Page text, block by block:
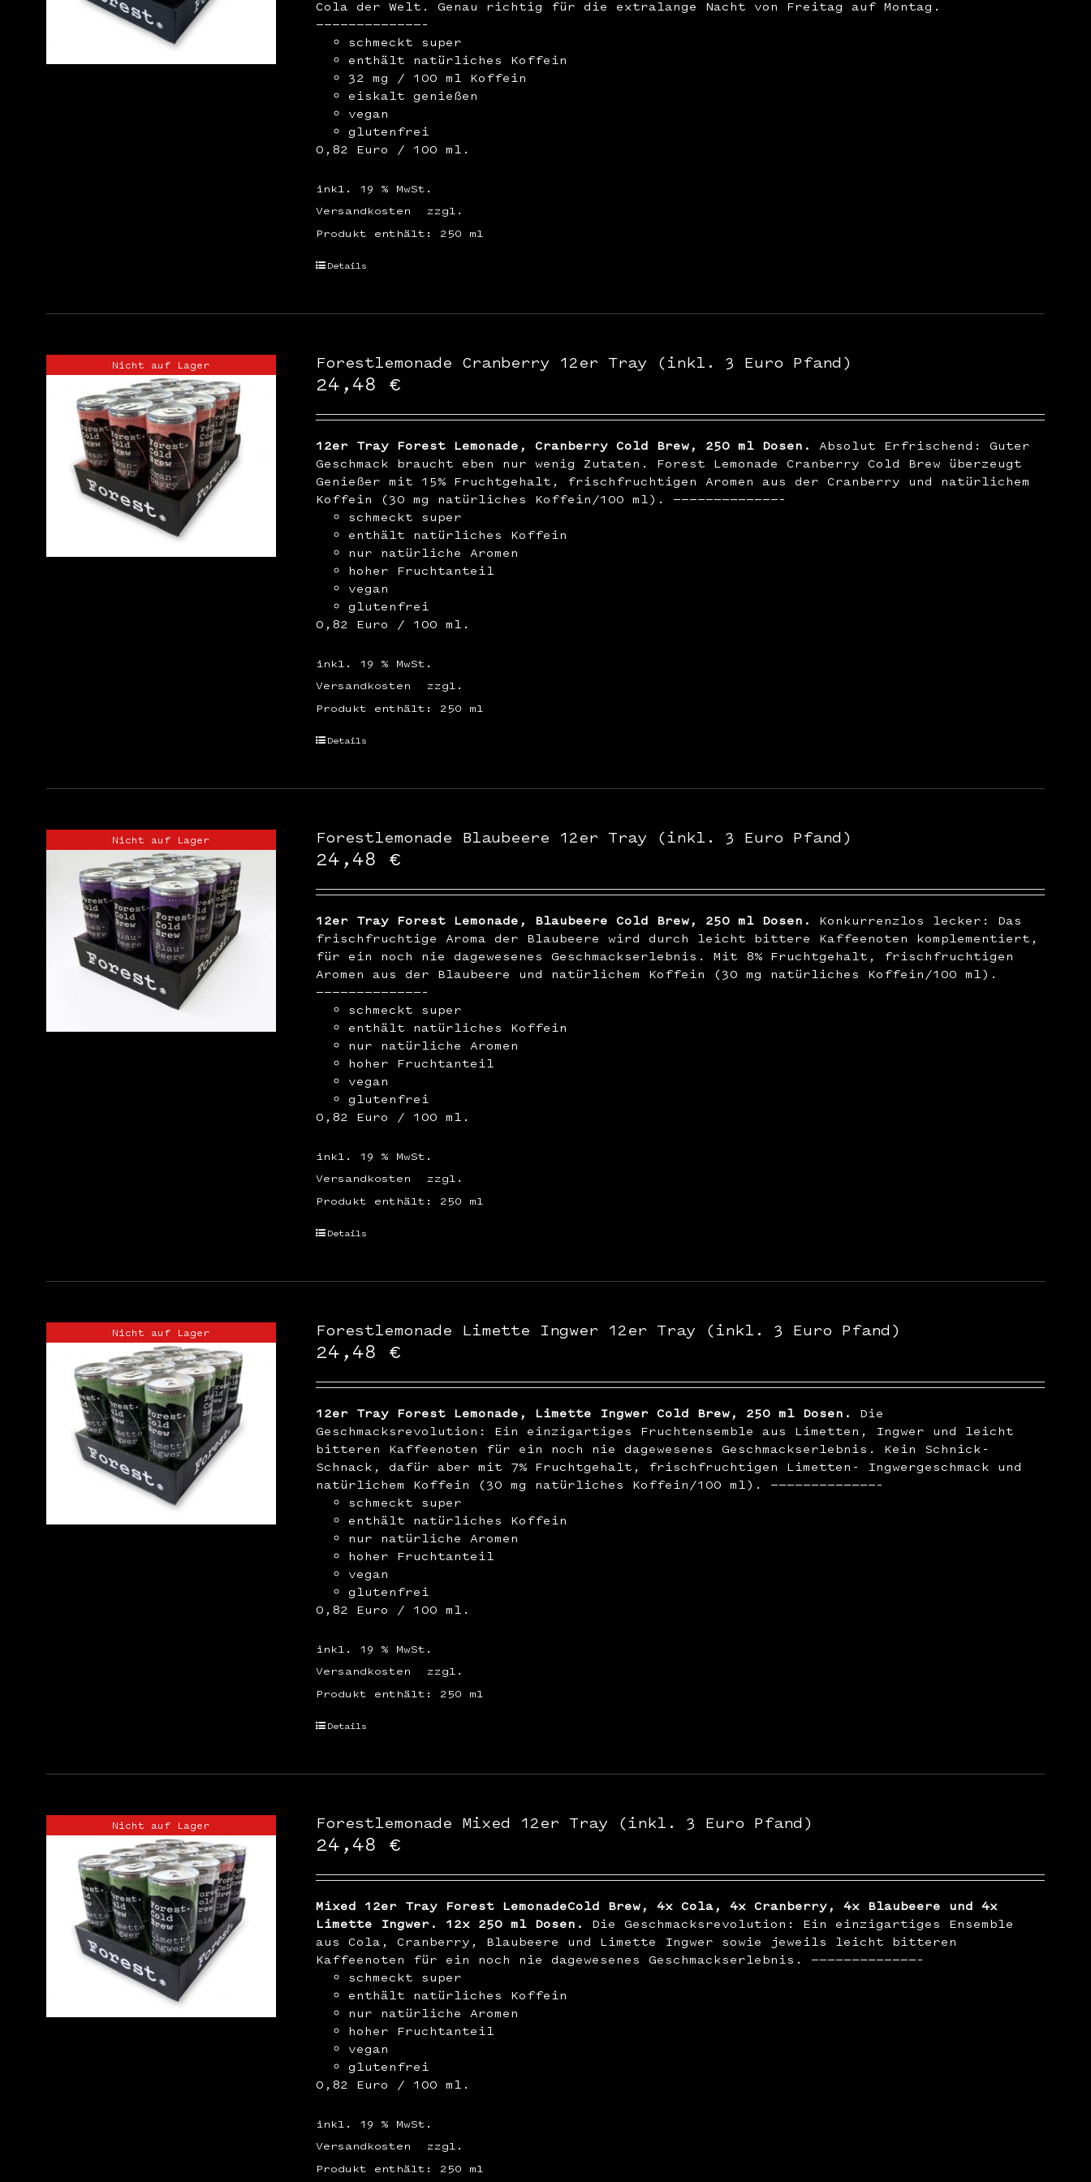
Cola der Welt. Genau richtig für die extralange Nacht von Freitag auf Montag.
—————————————–
schmeckt super
enthält natürliches Koffein
32 mg / 100 ml Koffein
eiskalt genießen
vegan
glutenfrei
0,82 Euro / 100 ml.
inkl. 19 % MwSt.
zzgl.
Versandkosten
Produkt enthält: 250 ml
Details
Nicht auf Lager Forestlemonade Cranberry 12er Tray (inkl. 3 Euro Pfand)
24,48 €
12er Tray Forest Lemonade, Cranberry Cold Brew, 250 ml Dosen.
Absolut Erfrischend: Guter
Geschmack braucht eben nur wenig Zutaten. Forest Lemonade Cranberry Cold Brew überzeugt
Genießer mit 15% Fruchtgehalt, frischfruchtigen Aromen aus der Cranberry und natürlichem
Koffein (30 mg natürliches Koffein/100 ml). —————————————–
schmeckt super
enthält natürliches Koffein
nur natürliche Aromen
hoher Fruchtanteil
vegan
glutenfrei
0,82 Euro / 100 ml.
inkl. 19 % MwSt.
zzgl.
Versandkosten
Produkt enthält: 250 ml
Details
Nicht auf Lager Forestlemonade Blaubeere 12er Tray (inkl. 3 Euro Pfand)
24,48 €
12er Tray Forest Lemonade, Blaubeere Cold Brew, 250 ml Dosen.
Konkurrenzlos lecker: Das
frischfruchtige Aroma der Blaubeere wird durch leicht bittere Kaffeenoten komplementiert,
für ein noch nie dagewesenes Geschmackserlebnis. Mit 8% Fruchtgehalt, frischfruchtigen
Aromen aus der Blaubeere und natürlichem Koffein (30 mg natürliches Koffein/100 ml).
—————————————–
schmeckt super
enthält natürliches Koffein
nur natürliche Aromen
hoher Fruchtanteil
vegan
glutenfrei
0,82 Euro / 100 ml.
inkl. 19 % MwSt.
zzgl.
Versandkosten
Produkt enthält: 250 ml
Details
Nicht auf Lager Forestlemonade Limette Ingwer 12er Tray (inkl. 3 Euro Pfand)
24,48 €
12er Tray Forest Lemonade, Limette Ingwer Cold Brew, 250 ml Dosen.
Die
Geschmacksrevolution: Ein einzigartiges Fruchtensemble aus Limetten, Ingwer und leicht
bitteren Kaffeenoten für ein noch nie dagewesenes Geschmackserlebnis. Kein Schnick-
Schnack, dafür aber mit 7% Fruchtgehalt, frischfruchtigen Limetten- Ingwergeschmack und
natürlichem Koffein (30 mg natürliches Koffein/100 ml). —————————————–
schmeckt super
enthält natürliches Koffein
nur natürliche Aromen
hoher Fruchtanteil
vegan
glutenfrei
0,82 Euro / 100 ml.
inkl. 19 % MwSt.
zzgl.
Versandkosten
Produkt enthält: 250 ml
Details
Nicht auf Lager Forestlemonade Mixed 12er Tray (inkl. 3 Euro Pfand)
24,48 €
Mixed 12er Tray Forest LemonadeCold Brew, 4x Cola, 4x Cranberry, 4x Blaubeere und 4x
Limette Ingwer. 12x 250 ml Dosen.
Die Geschmacksrevolution: Ein einzigartiges Ensemble
aus Cola, Cranberry, Blaubeere und Limette Ingwer sowie jeweils leicht bitteren
Kaffeenoten für ein noch nie dagewesenes Geschmackserlebnis. —————————————–
schmeckt super
enthält natürliches Koffein
nur natürliche Aromen
hoher Fruchtanteil
vegan
glutenfrei
0,82 Euro / 100 ml.
inkl. 19 % MwSt.
zzgl.
Versandkosten
Produkt enthält: 250 ml